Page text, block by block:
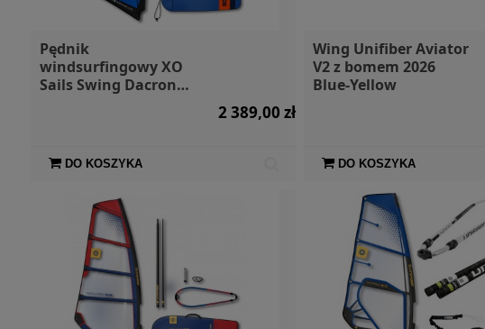
SIGG Butelka Mountain
109,00 zł
TL
15 900,00 zł
Pędnik
windsurfingowy XO
Sails Swing Dacron
2 389,00 zł
DO KOSZYKA
Wing Unifiber Aviator
V2 z bomem 2026
Blue-Yellow
DO KOSZYKA